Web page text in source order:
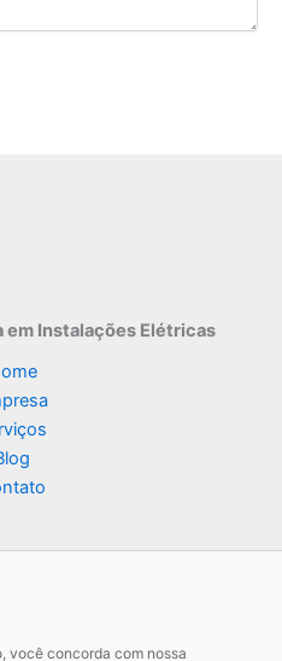
em Instalações Elétricas
você concorda com nossa